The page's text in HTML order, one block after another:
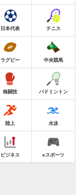
日本代表 テニス
ラグビー 中央競馬
格闘技 バドミントン
陸上 水泳
ビジネス eスポーツ